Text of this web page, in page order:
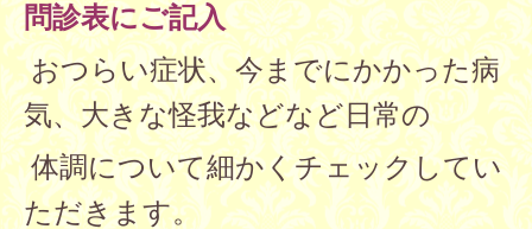
問診表にご記入
おつらい症状、今までにかかった病
気、大きな怪我などなど日常の
体調について細かくチェックしてい
ただきます。